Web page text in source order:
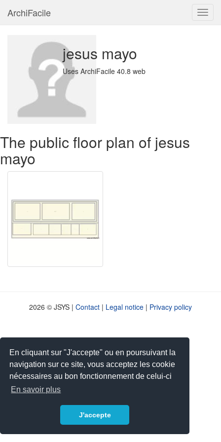
En cliquant sur "J'accepte" ou en poursuivant la
navigation sur ce site, vous acceptez les cookie
nécessaires au bon fonctionnement de celui-ci
En savoir plus
J'accepte
ArchiFacile
jesus mayo
Uses ArchiFacile 40.8 web
The public floor plan of jesus
mayo
2026 © JSYS | Contact | Legal notice | Privacy policy